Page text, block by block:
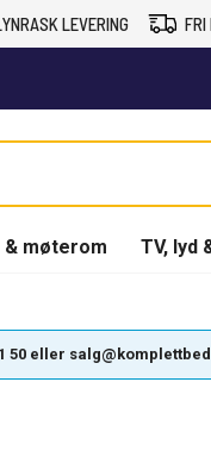
LEVERING
& møterom TV, lyd
50 eller